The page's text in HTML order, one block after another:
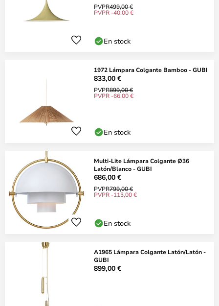
PVPR499,00 €
PVPR -40,00 €
En stock
1972 Lámpara Colgante Bamboo - GUBI
833,00 €
PVPR899,00 €
PVPR -66,00 €
En stock
Multi-Lite Lámpara Colgante Ø36
Latón/Blanco - GUBI
686,00 €
PVPR799,00 €
PVPR -113,00 €
En stock
A1965 Lámpara Colgante Latón/Latón -
GUBI
899,00 €